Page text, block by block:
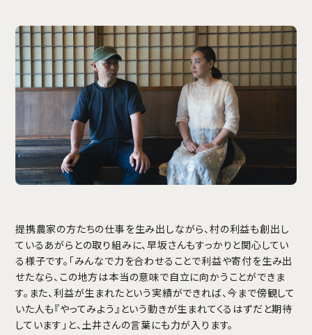
提携農家の方たちの仕事を生み出しながら、村の利益も創出し
ているあがらとの取り組みに、早坂さんもすっかりと関心してい
る様子です。「みんなで力を合わせることで利益や寄付を生み出
せたなら、この地方は本当の意味で自立に向かうことができま
す。また、利益が生まれたという実績ができれば、今まで傍観して
いた人も『やってみよう』という動きが生まれてくるはずだと期待
しています」と、土井さんの言葉にも力が入ります。